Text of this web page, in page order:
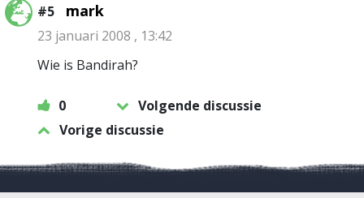
#5 mark
23 januari 2008 , 13:42
Wie is Bandirah?
0
Volgende discussie
Vorige discussie